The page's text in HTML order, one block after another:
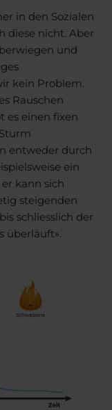
in den Sozialen
diese nicht. Aber
und
kein Problem.
Rauschen
es einen fixen
entweder durch
ein
kann sich
steigenden
schliesslich der
überläuft».